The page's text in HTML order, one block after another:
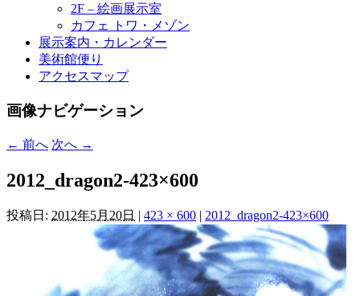
2F – 絵画展示室
カフェ トワ・メゾン
展示案内・カレンダー
美術館便り
アクセスマップ
画像ナビゲーション
← 前へ 次へ →
2012_dragon2-423×600
投稿日: 2012年5月20日 | 423 × 600 | 2012_dragon2-423×600